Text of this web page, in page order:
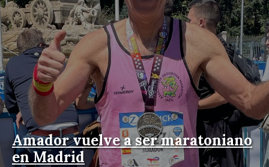
Amador vuelve a ser maratoniano
en Madrid